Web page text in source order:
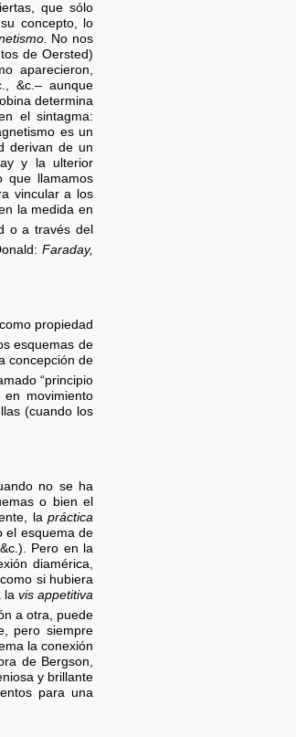
que sólo
concepto, lo
No nos
de Oersted)
aparecieron,
&c.– aunque
determina
el sintagma:
es un
derivan de un
y la ulterior
que llamamos
vincular a los
la medida en
o a través del
Faraday,
como propiedad
esquemas de
concepción de
“principio
movimiento
(cuando los
no se ha
o bien el
lapráctica
el esquema de
Pero en la
diamérica,
si hubiera
la vis appetitiva
a otra, puede
pero siempre
la conexión
de Bergson,
y brillante
para una